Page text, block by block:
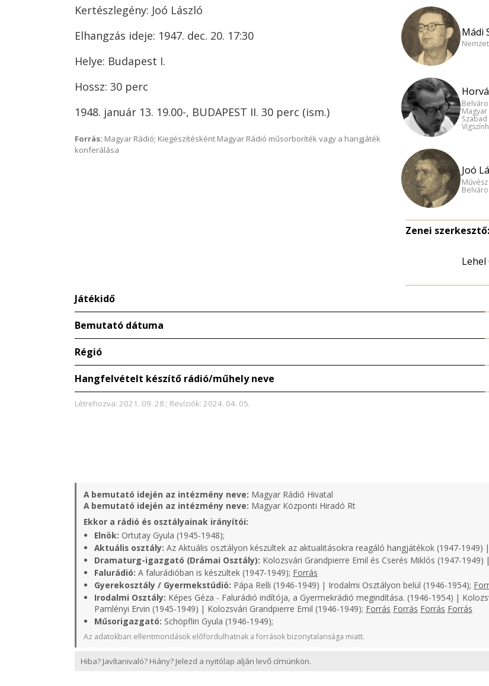
Kertészlegény: Joó László
Elhangzás ideje: 1947. dec. 20. 17:30
Helye: Budapest I.
Hossz: 30 perc
1948. január 13. 19.00-, BUDAPEST II. 30 perc (ism.)
Forrás: Magyar Rádió; Kiegészítésként Magyar Rádió műsorboríték vagy a hangjáték
konferálása
Mádi
Joó
Zenei szerkesztő:
Lehel
Játékidő
Bemutató dátuma
Régió
Hangfelvételt készítő rádió/műhely neve
Létrehozva: 2021. 09. 28.; Revíziók: 2024. 04. 05.
A bemutató idején az intézmény neve: Magyar Rádió Hivatal
A bemutató idején az intézmény neve: Magyar Központi Hiradó Rt
Ekkor a rádió és osztályainak irányítói:
Elnök: Ortutay Gyula (1945-1948);
Aktuális osztály: Az Aktuális osztályon készültek az aktualitásokra reagáló hangjátékok (1947-1949)
Dramaturg-igazgató (Drámai Osztály): Kolozsvári Grandpierre Emil és Cserés Miklós (1947-1949)
Falurádió: A falurádióban is készültek (1947-1949); Forrás
Gyerekosztály / Gyermekstúdió: Pápa Relli (1946-1949) | Irodalmi Osztályon belül (1946-1954);
Irodalmi Osztály: Képes Géza - Falurádió indítója, a Gyermekrádió megindítása. (1946-1954) |
Pamlényi Ervin (1945-1949) | Kolozsvári Grandpierre Emil (1946-1949); Forrás Forrás Forrás Forrás
Műsorigazgató: Schöpflin Gyula (1946-1949);
Az adatokban ellentmondások előfordulhatnak a források bizonytalansága miatt.
Hiba? Javítanivaló? Hiány? Jelezd a nyitólap alján levő címünkön.